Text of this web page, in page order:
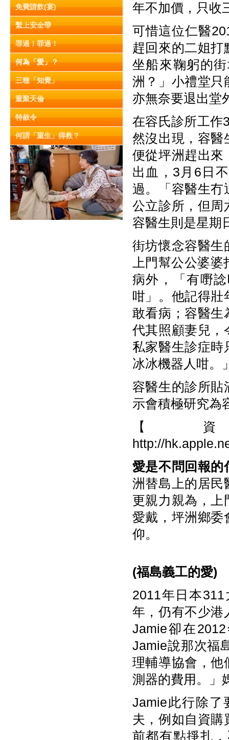
免費請飲(宴)
繫上安全帶
罪過！罪過！
何為「愛」？
三種「知覺」
重聚天倫
特赦令
何謂「重生」得救？
年不加價，只收
可惜這位仁醫
趕回來的二姐打
坐船來鞠躬的
洲？」小禮堂只
亦無奈要退出堂
在容氏診所工作
然沒出現，容醫
便從坪洲趕出來
出血，3月6日
過。「容醫生冇
公立診所，但周
容醫生則是星期
街坊懷念容醫生
上門幫公公婆
病外，「有嘢
咁」。他記得壯
敢看病；容醫生
代其照顧妻兒，
私家醫生診症時
冰冰機器人咁。
容醫生的診所貼
示會積極研究為
【
http://
愛是不問回報的
洲替島上的居民
更親力親為，上
愛戴，坪洲鄉委
仰。
(福島義工的愛)
2011年日本
年，仍有不少港
Jamie卻在
Jamie說那次福
理輔導協會，他
測器的費用。」
Jamie此行除了
夫，例如自資購
前都有點掙扎